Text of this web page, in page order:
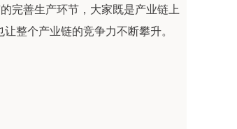
完善生产环节，大家既是产业链上
整个产业链的竞争力不断攀升。